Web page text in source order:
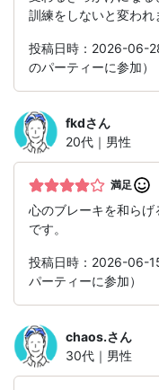
訓練をしないと変われ
投稿日時：2026-06-
のパーティーに参加）
fkdさん
20代｜男性
満足
心のブレーキを和ら
です。
投稿日時：2026-06-
パーティーに参加）
chaos.さん
30代｜男性